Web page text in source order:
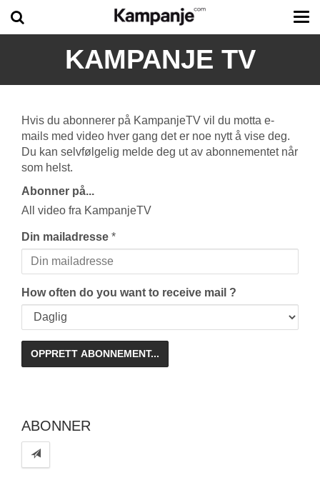
KAMPANJE TV
Hvis du abonnerer på KampanjeTV vil du motta e-
mails med video hver gang det er noe nytt å vise deg.
Du kan selvfølgelig melde deg ut av abonnementet når
som helst.
Abonner på...
All video fra KampanjeTV
Din mailadresse *
How often do you want to receive mail ?
ABONNER